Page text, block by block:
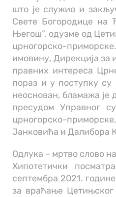
што је служио и
Свете Богородице на
Његош”, одузме од
црногорско-
имовину, Дирекција
правних интереса
пораз и у поступку су
неоснован, бламажа је
пресудом Управног
црногорско-
Јанковића и Далибора
Одлука – мртво слово
Хипотетички
септембра 2021.
за враћање Цетињског